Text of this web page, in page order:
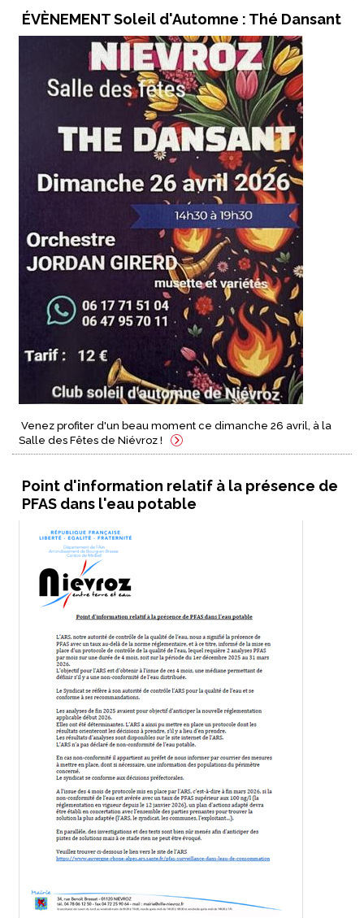
ÉVÈNEMENT Soleil d'Automne : Thé Dansant
Venez profiter d'un beau moment ce dimanche 26 avril, à la
Salle des Fêtes de Niévroz !
Point d'information relatif à la présence de
PFAS dans l'eau potable